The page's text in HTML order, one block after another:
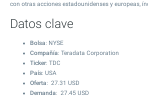
con otras acciones estadounidenses y europeas,
Datos clave
Bolsa: NYSE
Compañía: Teradata Corporation
Ticker: TDC
País: USA
Oferta: 27.31 USD
Demanda: 27.45 USD